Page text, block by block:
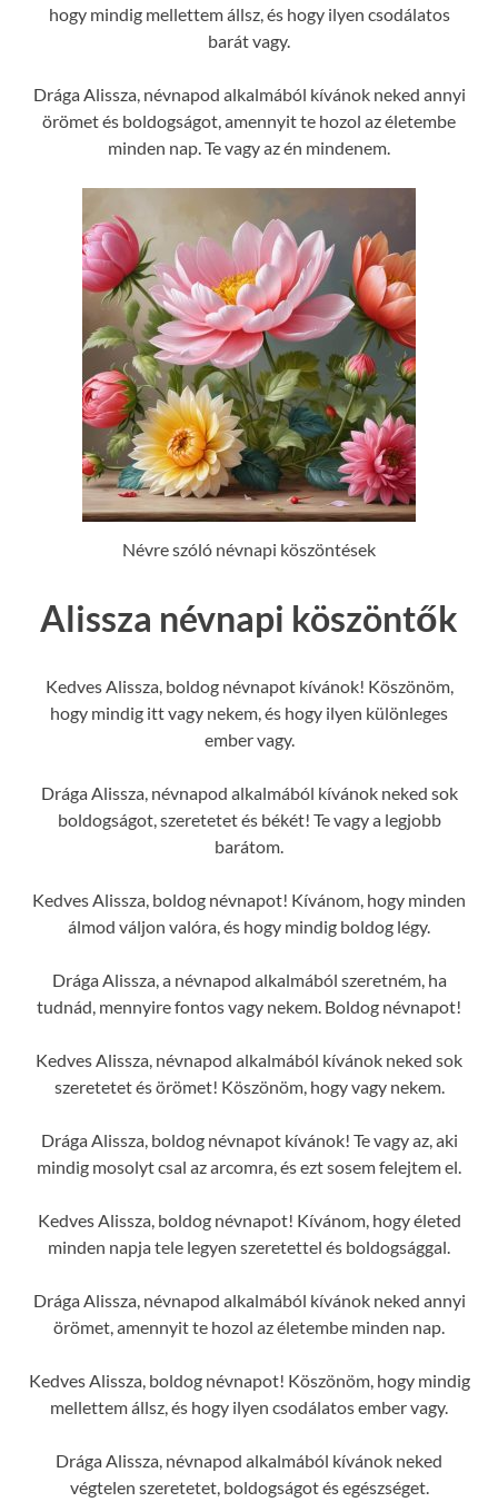
hogy mindig mellettem állsz, és hogy ilyen csodálatos
barát vagy.
Drága Alissza, névnapod alkalmából kívánok neked annyi
örömet és boldogságot, amennyit te hozol az életembe
minden nap. Te vagy az én mindenem.
Névre szóló névnapi köszöntések
Alissza névnapi köszöntők
Kedves Alissza, boldog névnapot kívánok! Köszönöm,
hogy mindig itt vagy nekem, és hogy ilyen különleges
ember vagy.
Drága Alissza, névnapod alkalmából kívánok neked sok
boldogságot, szeretetet és békét! Te vagy a legjobb
barátom.
Kedves Alissza, boldog névnapot! Kívánom, hogy minden
álmod váljon valóra, és hogy mindig boldog légy.
Drága Alissza, a névnapod alkalmából szeretném, ha
tudnád, mennyire fontos vagy nekem. Boldog névnapot!
Kedves Alissza, névnapod alkalmából kívánok neked sok
szeretetet és örömet! Köszönöm, hogy vagy nekem.
Drága Alissza, boldog névnapot kívánok! Te vagy az, aki
mindig mosolyt csal az arcomra, és ezt sosem felejtem el.
Kedves Alissza, boldog névnapot! Kívánom, hogy életed
minden napja tele legyen szeretettel és boldogsággal.
Drága Alissza, névnapod alkalmából kívánok neked annyi
örömet, amennyit te hozol az életembe minden nap.
Kedves Alissza, boldog névnapot! Köszönöm, hogy mindig
mellettem állsz, és hogy ilyen csodálatos ember vagy.
Drága Alissza, névnapod alkalmából kívánok neked
végtelen szeretetet, boldogságot és egészséget.